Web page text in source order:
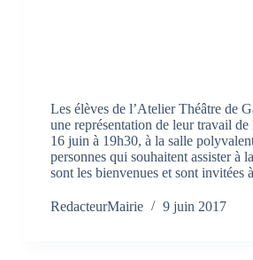
Les élèves de l’Atelier Théâtre de
une représentation de leur travail de
16 juin à 19h30, à la salle
personnes qui souhaitent assister à
sont les bienvenues et sont invitées
RedacteurMairie 9 juin 2017